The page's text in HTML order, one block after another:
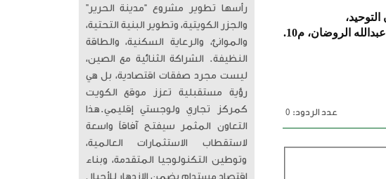
عدد الردود: 0
رأسها تطوير مشروع “مدينة الحرير”
والجزر الكويتية، وتطوير البنية التحتية،
والموانئ، والرعاية السكنية، والطاقة
النظيفة. الشراكة الثنائية مع الصين،
ليست مجرد صفقات اقتصادية، بل هي
رؤية مستقبلية تعزز موقع الكويت
كمركز تجاري ولوجستي إقليمي. ​هذا
التعاون المثمر سيفتح آفاقاً واسعة
لاستقطاب الاستثمارات العالمية،
وتوطين التكنولوجيا المتقدمة، وبناء